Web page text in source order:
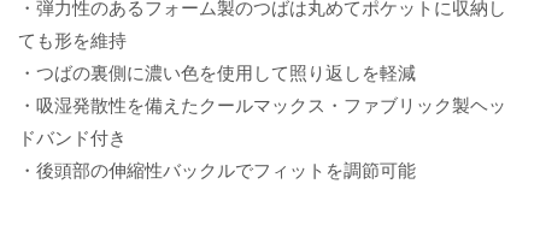
・弾力性のあるフォーム製のつばは丸めてポケットに収納し
ても形を維持
・つばの裏側に濃い色を使用して照り返しを軽減
・吸湿発散性を備えたクールマックス・ファブリック製ヘッ
ドバンド付き
・後頭部の伸縮性バックルでフィットを調節可能